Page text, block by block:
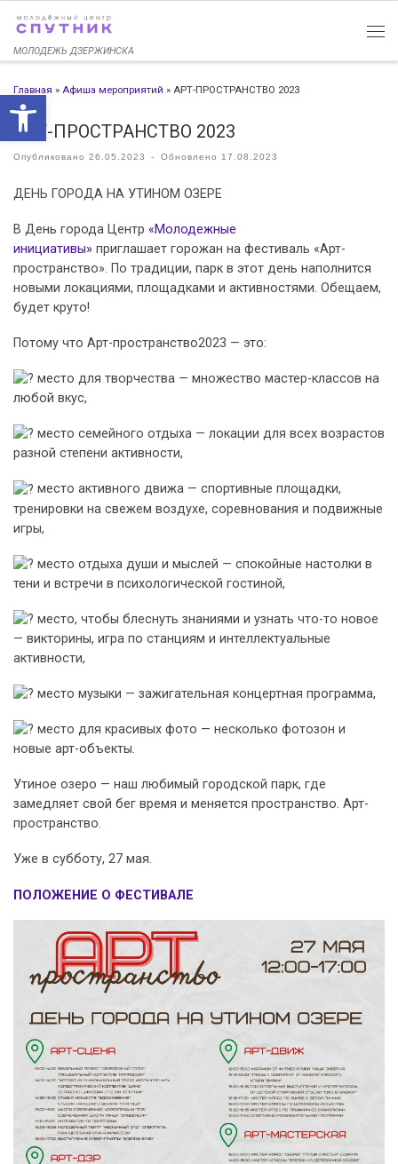
Открыть панель
Перейти к содержимому
МОЛОДЕЖЬ ДЗЕРЖИНСКА
Главная » Афиша мероприятий » АРТ-ПРОСТРАНСТВО 2023
АРТ-ПРОСТРАНСТВО 2023
Опубликовано 26.05.2023 - Обновлено 17.08.2023
ДЕНЬ ГОРОДА НА УТИНОМ ОЗЕРЕ
В День города Центр «Молодежные
инициативы» приглашает горожан на фестиваль «Арт-
пространство». По традиции, парк в этот день наполнится
новыми локациями, площадками и активностями. Обещаем,
будет круто!
Потому что Арт-пространство2023 — это:
место для творчества — множество мастер-классов на
любой вкус,
место семейного отдыха — локации для всех возрастов
разной степени активности,
место активного движа — спортивные площадки,
тренировки на свежем воздухе, соревнования и подвижные
игры,
место отдыха души и мыслей — спокойные настолки в
тени и встречи в психологической гостиной,
место, чтобы блеснуть знаниями и узнать что-то новое
— викторины, игра по станциям и интеллектуальные
активности,
место музыки — зажигательная концертная программа,
место для красивых фото — несколько фотозон и
новые арт-объекты.
Утиное озеро — наш любимый городской парк, где
замедляет свой бег время и меняется пространство. Арт-
пространство.
Уже в субботу, 27 мая.
ПОЛОЖЕНИЕ О ФЕСТИВАЛЕ